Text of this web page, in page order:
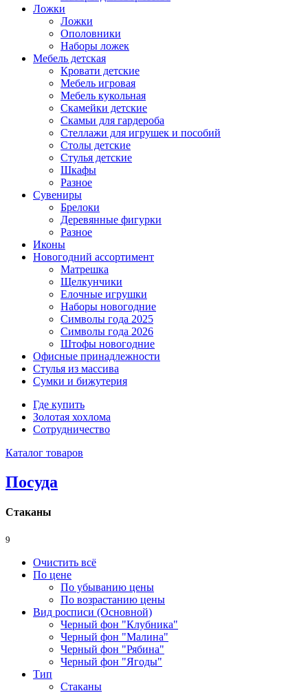
Ложки
Ложки
Ополовники
Наборы ложек
Мебель детская
Кровати детские
Мебель игровая
Мебель кукольная
Скамейки детские
Скамьи для гардероба
Стеллажи для игрушек и пособий
Столы детские
Стулья детские
Шкафы
Разное
Сувениры
Брелоки
Деревянные фигурки
Разное
Иконы
Новогодний ассортимент
Матрешка
Щелкунчики
Елочные игрушки
Наборы новогодние
Символы года 2025
Символы года 2026
Штофы новогодние
Офисные принадлежности
Стулья из массива
Сумки и бижутерия
Где купить
Золотая хохлома
Сотрудничество
Каталог товаров
Посуда
Стаканы
9
Очистить всё
По цене
По убыванию цены
По возрастанию цены
Вид росписи (Основной)
Черный фон "Клубника"
Черный фон "Малина"
Черный фон "Рябина"
Черный фон "Ягоды"
Тип
Стаканы